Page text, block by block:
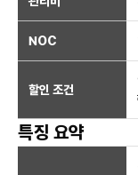
NOC
할인 조건
특징 요약